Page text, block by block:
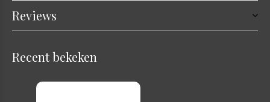
Reviews
Recent bekeken